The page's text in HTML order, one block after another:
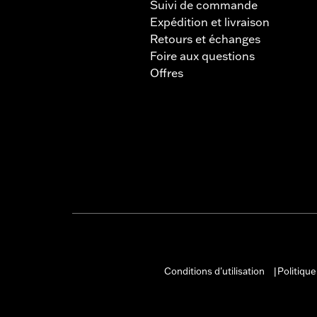
Suivi de commande
Expédition et livraison
Retours et échanges
Foire aux questions
Offres
Conditions d'utilisation